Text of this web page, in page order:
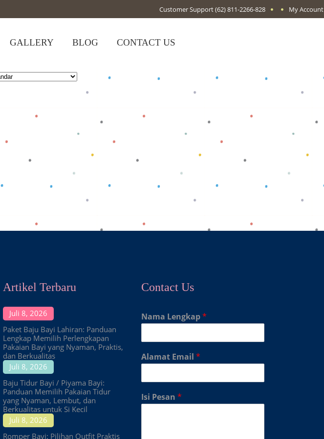
Customer Support(62) 811-2266-828 My Account
GALLERY BLOG CONTACT US
Artikel Terbaru
Juli 8, 2026
Paket Baju Bayi Lahiran: Panduan
Lengkap Memilih Perlengkapan
Pakaian Bayi yang Nyaman, Praktis,
dan Berkualitas
Juli 8, 2026
Baju Tidur Bayi / Piyama Bayi:
Panduan Memilih Pakaian Tidur
yang Nyaman, Lembut, dan
Berkualitas untuk Si Kecil
Juli 8, 2026
Romper Bayi: Pilihan Outfit Praktis
Contact Us
Nama Lengkap*
Alamat Email *
Isi Pesan *